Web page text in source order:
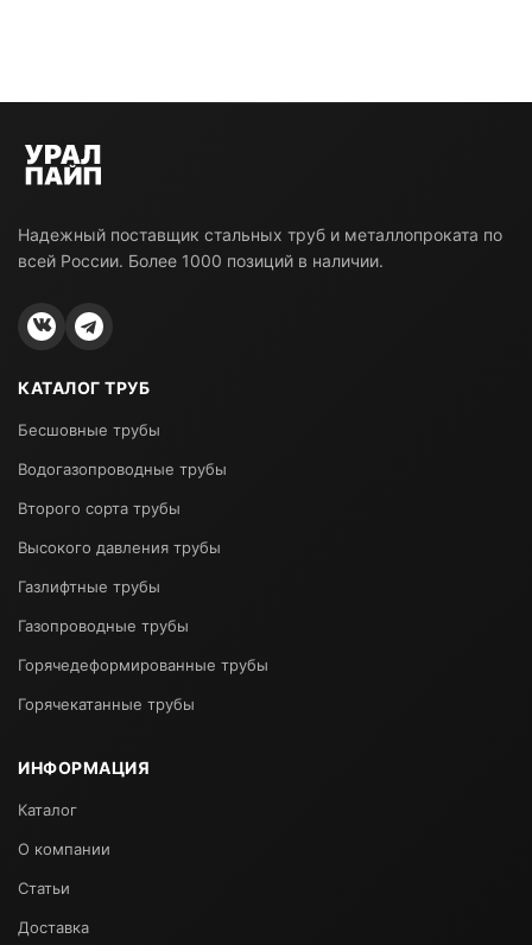
Надежный поставщик стальных труб и металлопроката по
всей России. Более 1000 позиций в наличии.
КАТАЛОГ ТРУБ
Бесшовные трубы
Водогазопроводные трубы
Второго сорта трубы
Высокого давления трубы
Газлифтные трубы
Газопроводные трубы
Горячедеформированные трубы
Горячекатанные трубы
ИНФОРМАЦИЯ
Каталог
О компании
Статьи
Доставка